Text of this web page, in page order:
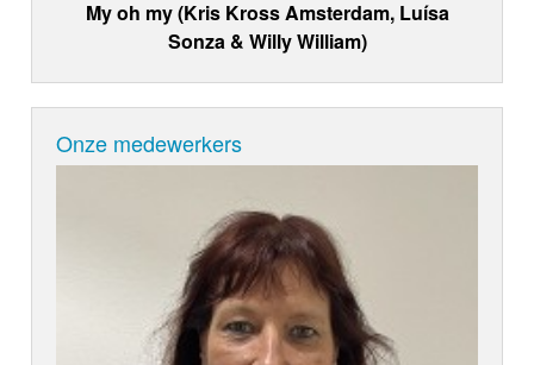
My oh my (Kris Kross Amsterdam, Luísa
Sonza & Willy William)
Onze medewerkers